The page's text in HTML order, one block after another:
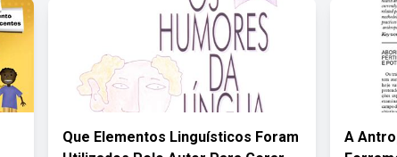
Que Elementos Linguísticos Foram
A